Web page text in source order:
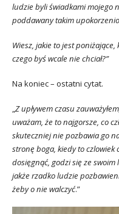
ludzie byli świadkami mojego
poddawany takim
Wiesz, jakie to jest
czego byś wcale nie chciał?”
Na koniec – ostatni cytat.
„Z upływem czasu
uważam, że to najgorsze, co
skuteczniej nie pozbawia go
stronę boga, kiedy to czlowiek
dosięgnąć, godzi się ze
jakże rzadko ludzie
żeby o nie walczyć.”